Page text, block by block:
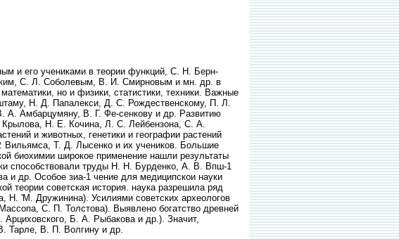
и его учениками в теории функций, С. Н. Берн-
С. Л. Соболевым, В. И. Смирновым и мн. др. в
но и физики, статистики, техники. Важные
Н. Д. Папалекси, Д. С. Рождественскому, П. Л.
А. Амбарцумяну, В. Г. Фе-сенкову и др. Развитию
Крылова, Н. Е. Кочина, Л. С. Лейбензона, С. А.
и животных, генетики и географии растений
Т. Д. Лысенко и их учеников. Большие
биохимии широкое применение нашли результаты
способствовали труды Н. Н. Бурденко, А. В. Впш-1
др. Особое зиа-1 чение для медиципскои науки
теории советская история. наука разрешила ряд
'М. Дружинина). Усилиями советских археологов
С. П. Толстова). Выявлено богатство древней
Арциховского, Б. А. Рыбакова и др.). Значит,
Тарле, В. П. Волгину и др.